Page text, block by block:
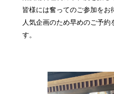
皆様には奮ってのご参加をお
人気企画のため早めのご予約
す。